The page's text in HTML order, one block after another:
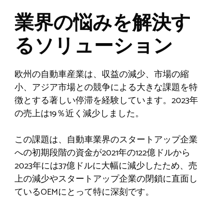
業界の悩みを解決す
るソリューション
欧州の自動車産業は、収益の減少、市場の縮
小、アジア市場との競争による大きな課題を特
徴とする著しい停滞を経験しています。2023年
の売上は19％近く減少しました。
この課題は、自動車業界のスタートアップ企業
への初期段階の資金が2021年の122億ドルから
2023年には37億ドルに大幅に減少したため、売
上の減少やスタートアップ企業の閉鎖に直面し
ているOEMにとって特に深刻です。